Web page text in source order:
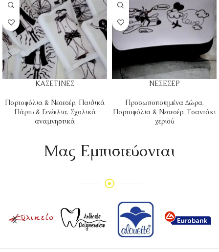
ΚΑΣΕΤΙΝΕΣ
Πορτοφόλια & Νεσεσέρ, Παιδικά
Πάρτυ & Γενέθλια, Σχολικά
αναμνηστικά
ΝΕΣΕΣΕΡ
Προσωποποιημένα Δώρα,
Πορτοφόλια & Νεσεσέρ, Τσαντάκι
χεριού
Mας Εμπιστεύονται